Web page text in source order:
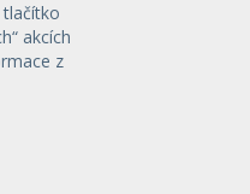
akcích
z